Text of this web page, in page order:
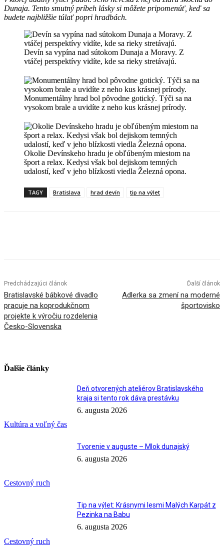
Dunaja. Tento smutný príbeh lásky si môžete pripomenúť, keď sa
budete najbližšie túlať popri hradbách.
Devín sa vypína nad sútokom Dunaja a Moravy. Z
vtáčej perspektívy vidíte, kde sa rieky stretávajú.
Monumentálny hrad bol pôvodne gotický. Týči sa na
vysokom brale a uvidíte z neho kus krásnej prírody.
Okolie Devínskeho hradu je obľúbeným miestom na
šport a relax. Kedysi však bol dejiskom temných
udalostí, keď v jeho blízkosti viedla Železná opona.
TAGY Bratislava hrad devín tip na výlet
Predchádzajúci článok
Bratislavské bábkové divadlo
pracuje na koprodukčnom
projekte k výročiu rozdelenia
Česko-Slovenska
Ďalší článok
Adlerka sa zmení na moderné
športovisko
Ďalšie články
Kultúra a voľný čas
Deň otvorených ateliérov Bratislavského
kraja si tento rok dáva prestávku
6. augusta 2026
Cestovný ruch
Tvorenie v auguste – Mlok dunajský
6. augusta 2026
Cestovný ruch
Tip na výlet: Krásnymi lesmi Malých Karpát z
Pezinka na Babu
6. augusta 2026